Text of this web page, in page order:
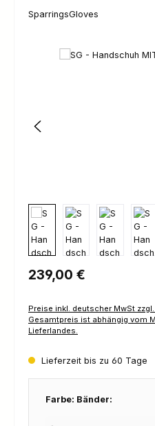
SparringsGloves
Bildergalerie überspringen
Regulärer Preis:
239,00 €
Preise inkl. deutscher MwSt zzgl. Versandkosten. Der
Gesamtpreis ist abhängig vom
Lieferlandes.
Lieferzeit bis zu 60 Tage
Farbe: Bänder: